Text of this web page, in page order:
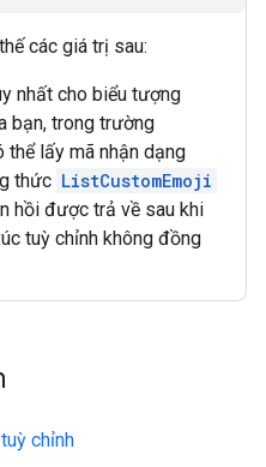
các giá trị sau:
nhất cho biểu tượng
bạn, trong trường
thể lấy mã nhận dạng
thức ListCustomEmoji
hồi được trả về sau khi
tuỳ chỉnh không đồng
chỉnh